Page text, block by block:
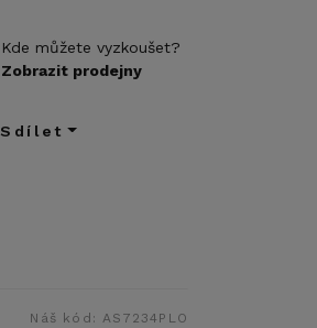
Kde můžete vyzkoušet?
Zobrazit prodejny
Sdílet
Náš kód:AS7234PLO